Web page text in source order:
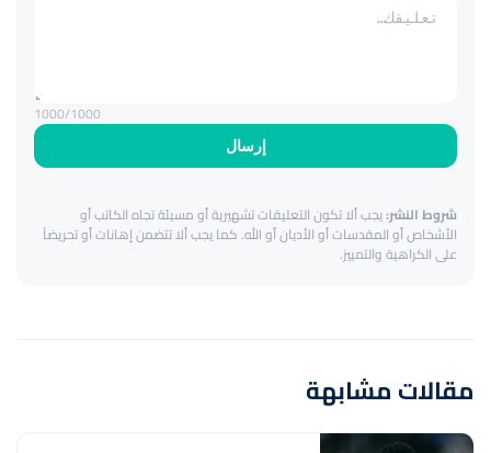
إرسال
1000/1000
شروط النشر:يجب ألا تكون التعليقات تشهيرية أو مسيئة تجاه الكاتب أو
الأشخاص أو المقدسات أو الأديان أو الله. كما يجب ألا تتضمن إهانات أو تحريضاً
على الكراهية والتمييز.
مقالات مشابهة